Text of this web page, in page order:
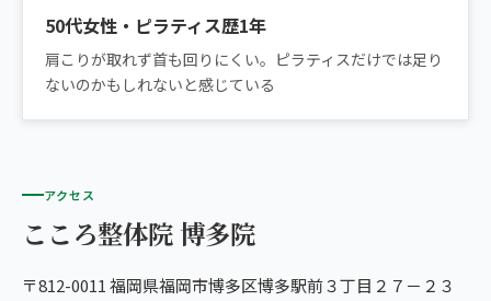
50代女性・ピラティス歴1年
肩こりが取れず首も回りにくい。ピラティスだけでは足り
ないのかもしれないと感じている
アクセス
こころ整体院 博多院
〒812-0011 福岡県福岡市博多区博多駅前３丁目２７－２３